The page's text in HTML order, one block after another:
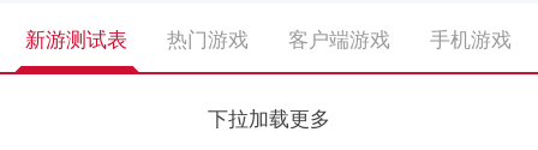
新游测试表 热门游戏 客户端游戏 手机游戏
下拉加载更多